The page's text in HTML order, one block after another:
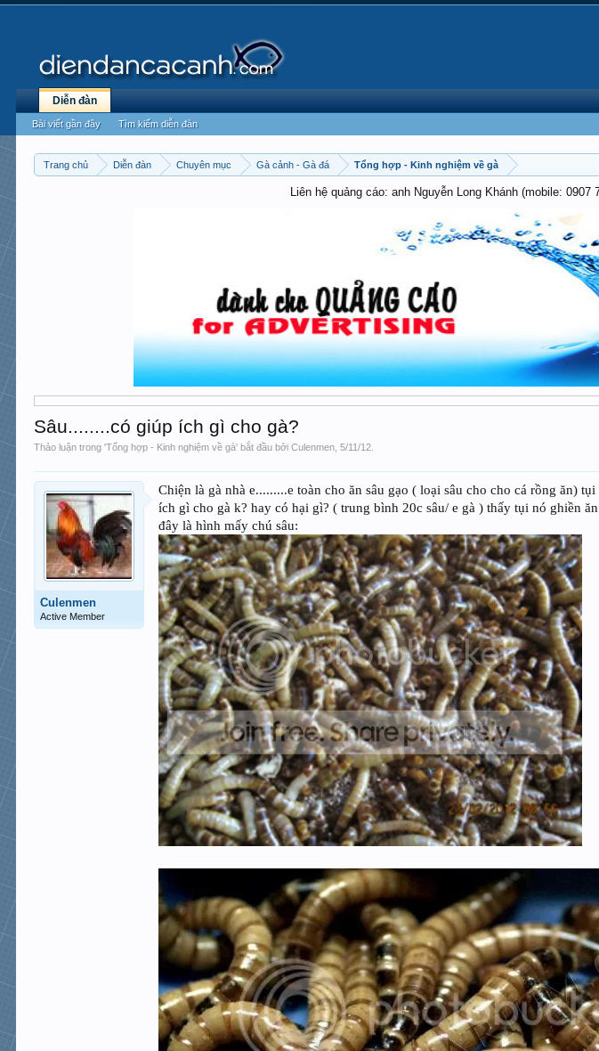
Trang chủ Diễn đàn Chuyên mục Gà cảnh - Gà đá Tổng hợp - Kinh nghiệm về gà
Liên hệ quảng cáo: anh Nguyễn Long Khánh (mobile:
Sâu........có giúp ích gì cho gà?
Thảo luận trong 'Tổng hợp - Kinh nghiệm về gà' bắt đầu bởiCulenmen ,5/11/12
Culenmen
Active Member
Chiện là gà nhà e.........e toàn cho ăn sâu gạo ( loại sâu cho cho cá rồng ăn)
ích gì cho gà k? hay có hại gì? ( trung bình 20c sâu/ e gà ) thấy tụi nó ghiền
đây là hình mấy chú sâu:
Diễn đàn
Bài viết gần đây Tìm kiếm diễn đàn